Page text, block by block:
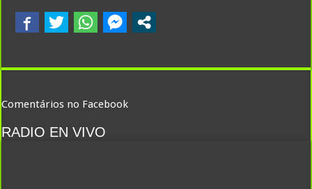
Comentários no Facebook
RADIO EN VIVO